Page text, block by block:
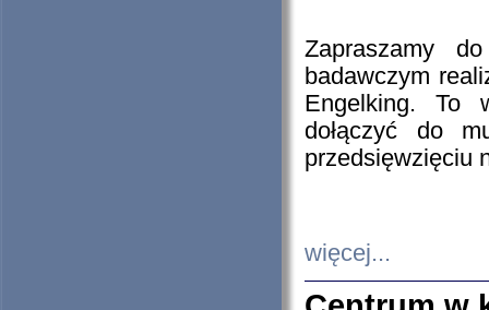
Zapraszamy
badawczym
Engelking. To
dołączyć do
przedsięwzięciu
więcej...